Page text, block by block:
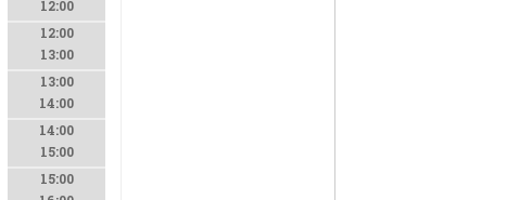
12:00
12:00
13:00
13:00
14:00
14:00
15:00
15:00